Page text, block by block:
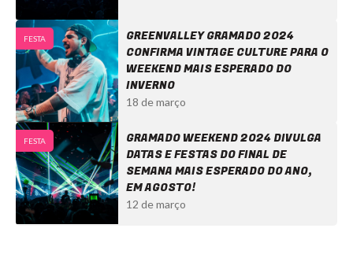
FESTA
GREENVALLEY GRAMADO 2024
CONFIRMA VINTAGE CULTURE PARA O
WEEKEND MAIS ESPERADO DO
INVERNO
18 de março
FESTA
GRAMADO WEEKEND 2024 DIVULGA
DATAS E FESTAS DO FINAL DE
SEMANA MAIS ESPERADO DO ANO,
EM AGOSTO!
12 de março